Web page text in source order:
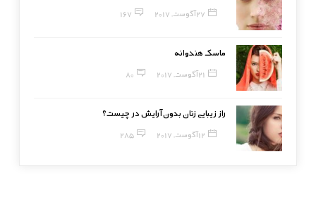
27 آگوست, 2017 167
ماسک هندوانه
21 آگوست, 2017 80
راز زیبایی زنان بدون آرایش در چیست؟
12 آگوست, 2017 285